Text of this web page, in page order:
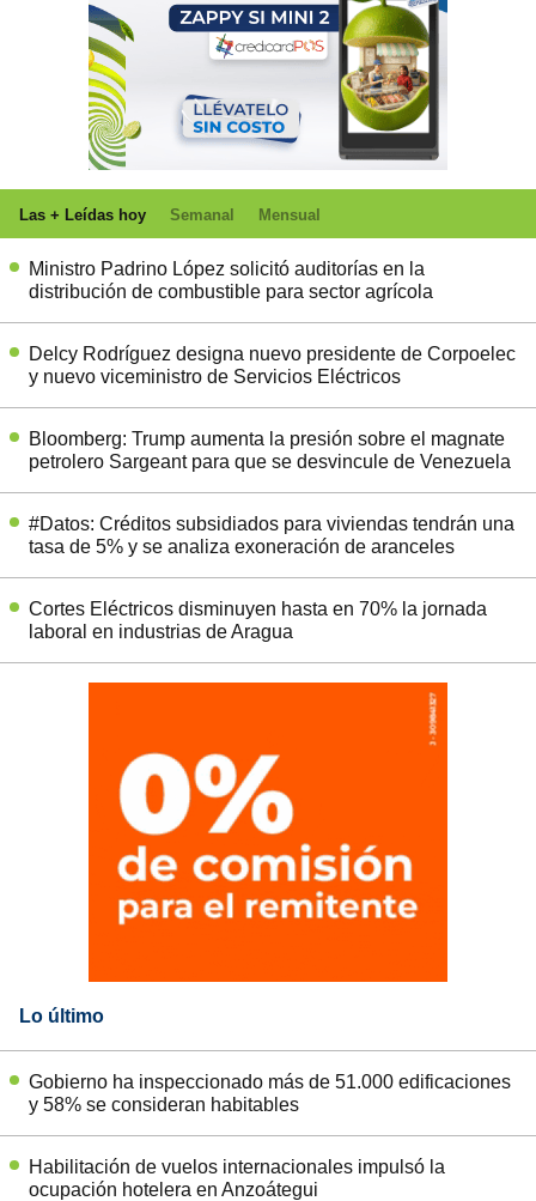
Las + Leídas hoy Semanal Mensual
Ministro Padrino López solicitó auditorías en la
distribución de combustible para sector agrícola
Delcy Rodríguez designa nuevo presidente de Corpoelec
y nuevo viceministro de Servicios Eléctricos
Bloomberg: Trump aumenta la presión sobre el magnate
petrolero Sargeant para que se desvincule de Venezuela
#Datos: Créditos subsidiados para viviendas tendrán una
tasa de 5% y se analiza exoneración de aranceles
Cortes Eléctricos disminuyen hasta en 70% la jornada
laboral en industrias de Aragua
Lo último
Gobierno ha inspeccionado más de 51.000 edificaciones
y 58% se consideran habitables
Habilitación de vuelos internacionales impulsó la
ocupación hotelera en Anzoátegui